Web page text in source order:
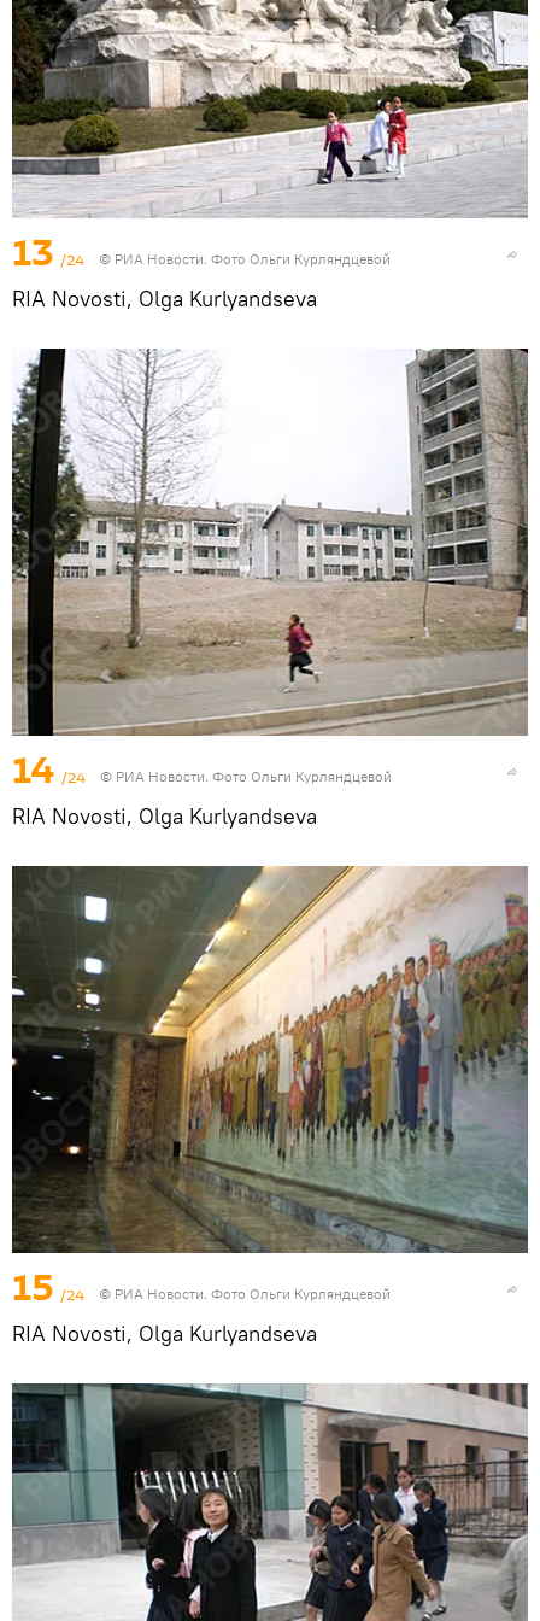
13 /24 © РИА Новости. Фото Ольги Курляндцевой
RIA Novosti, Olga Kurlyandseva
14 /24 © РИА Новости. Фото Ольги Курляндцевой
RIA Novosti, Olga Kurlyandseva
15 /24 © РИА Новости. Фото Ольги Курляндцевой
RIA Novosti, Olga Kurlyandseva